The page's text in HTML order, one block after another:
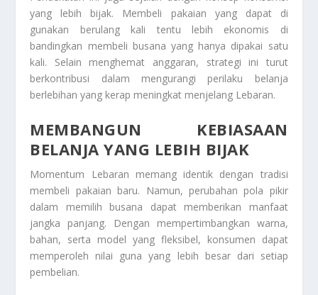
yang lebih bijak. Membeli pakaian yang dapat di
gunakan berulang kali tentu lebih ekonomis di
bandingkan membeli busana yang hanya dipakai satu
kali. Selain menghemat anggaran, strategi ini turut
berkontribusi dalam mengurangi perilaku belanja
berlebihan yang kerap meningkat menjelang Lebaran.
MEMBANGUN KEBIASAAN
BELANJA YANG LEBIH BIJAK
Momentum Lebaran memang identik dengan tradisi
membeli pakaian baru. Namun, perubahan pola pikir
dalam memilih busana dapat memberikan manfaat
jangka panjang. Dengan mempertimbangkan warna,
bahan, serta model yang fleksibel, konsumen dapat
memperoleh nilai guna yang lebih besar dari setiap
pembelian.